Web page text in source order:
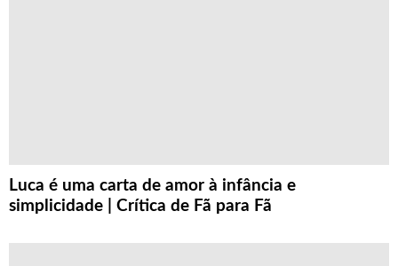
Luca é uma carta de amor à infância e
simplicidade | Crítica de Fã para Fã